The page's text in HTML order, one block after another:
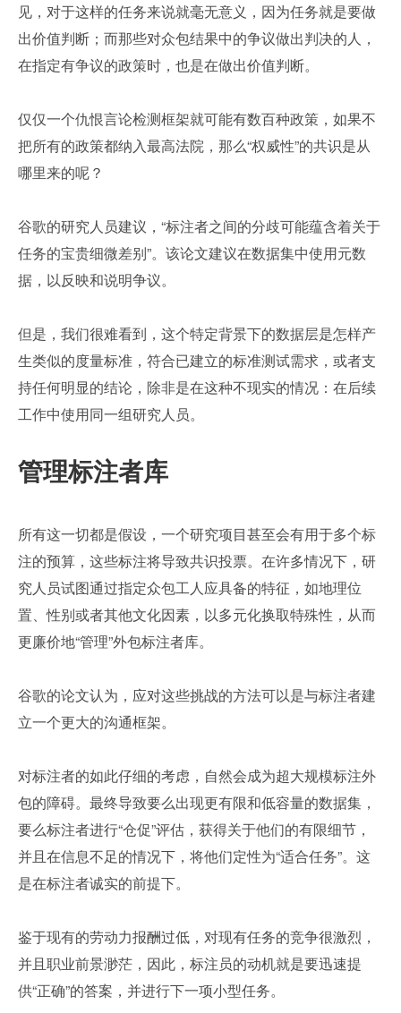
见，对于这样的任务来说就毫无意义，因为任务就是要做
出价值判断；而那些对众包结果中的争议做出判决的人，
在指定有争议的政策时，也是在做出价值判断。
仅仅一个仇恨言论检测框架就可能有数百种政策，如果不
把所有的政策都纳入最高法院，那么“权威性”的共识是从
哪里来的呢？
谷歌的研究人员建议，“标注者之间的分歧可能蕴含着关于
任务的宝贵细微差别”。该论文建议在数据集中使用元数
据，以反映和说明争议。
但是，我们很难看到，这个特定背景下的数据层是怎样产
生类似的度量标准，符合已建立的标准测试需求，或者支
持任何明显的结论，除非是在这种不现实的情况：在后续
工作中使用同一组研究人员。
管理标注者库
所有这一切都是假设，一个研究项目甚至会有用于多个标
注的预算，这些标注将导致共识投票。在许多情况下，研
究人员试图通过指定众包工人应具备的特征，如地理位
置、性别或者其他文化因素，以多元化换取特殊性，从而
更廉价地“管理”外包标注者库。
谷歌的论文认为，应对这些挑战的方法可以是与标注者建
立一个更大的沟通框架。
对标注者的如此仔细的考虑，自然会成为超大规模标注外
包的障碍。最终导致要么出现更有限和低容量的数据集，
要么标注者进行“仓促”评估，获得关于他们的有限细节，
并且在信息不足的情况下，将他们定性为“适合任务”。这
是在标注者诚实的前提下。
鉴于现有的劳动力报酬过低，对现有任务的竞争很激烈，
并且职业前景渺茫，因此，标注员的动机就是要迅速提
供“正确”的答案，并进行下一项小型任务。